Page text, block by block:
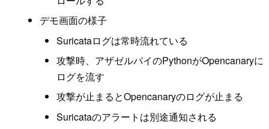
デモ画面の様子
Suricataログは常時流れている
攻撃時、アザゼルパイのPythonがOpencanaryに
ログを流す
攻撃が止まるとOpencanaryのログが止まる
Suricataのアラートは別途通知される